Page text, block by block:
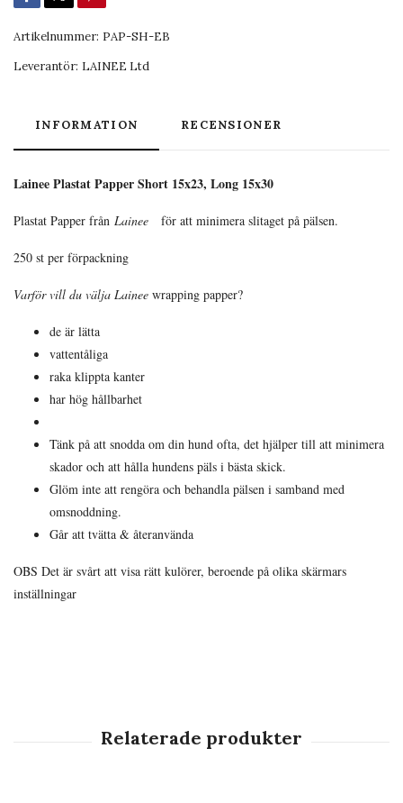
Artikelnummer: PAP-SH-EB
Leverantör: LAINEE Ltd
INFORMATION RECENSIONER
Lainee Plastat Papper Short 15x23, Long 15x30
Plastat Papper från Lainee för att minimera slitaget på pälsen.
250 st per förpackning
Varför vill du välja Lainee wrapping papper?
de är lätta
vattentåliga
raka klippta kanter
har hög hållbarhet
Tänk på att snodda om din hund ofta, det hjälper till att minimera
skador och att hålla hundens päls i bästa skick.
Glöm inte att rengöra och behandla pälsen i samband med
omsnoddning.
Går att tvätta & återanvända
OBS Det är svårt att visa rätt kulörer, beroende på olika skärmars
inställningar